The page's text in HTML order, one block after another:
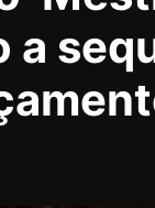
a